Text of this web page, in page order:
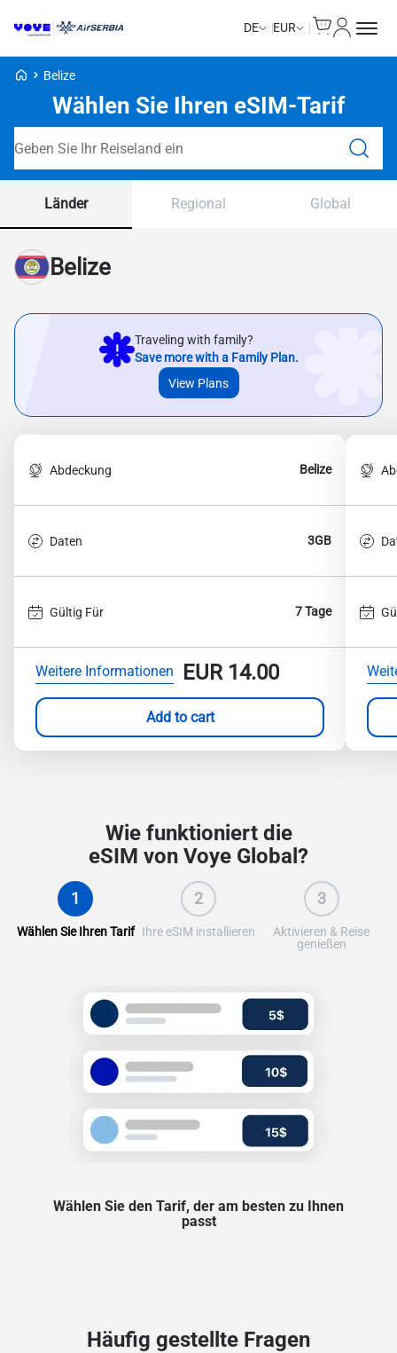
DE EUR
Voye Homepage
Belize
Wählen Sie Ihren eSIM-Tarif
Länder Regional Global
Belize
Traveling with family?
Save more with a Family Plan.
View Plans
Abdeckung Belize
Daten 3GB
Gültig Für 7 Tage
Weitere Informationen EUR14.00
Add to cart
Wie funktioniert die
eSIM von Voye Global?
1
Wählen Sie Ihren Tarif
2
Ihre eSIM installieren
3
Aktivieren & Reise
genießen
Wählen Sie den Tarif, der am besten zu Ihnen
passt
Häufig gestellte Fragen